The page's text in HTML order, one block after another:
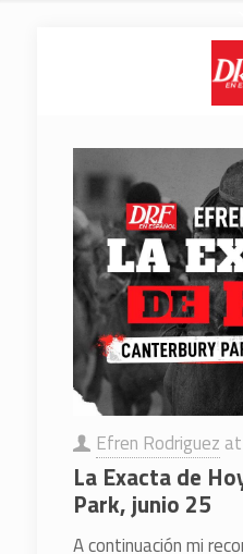
Efren Rodriguez at
La Exacta de
Park, junio 25
A continuación mi